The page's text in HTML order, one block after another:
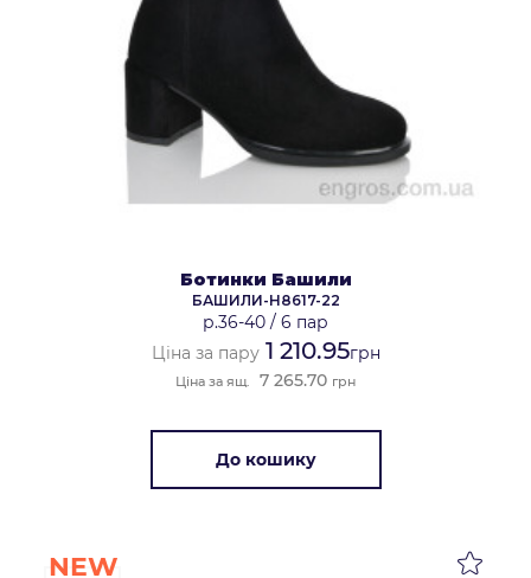
Ботинки Башили
БАШИЛИ-H8617-22
р.36-40 / 6 пар
Ціна за пару1 210.95грн
Ціна за ящ. 7 265.70 грн
До кошику
NEW